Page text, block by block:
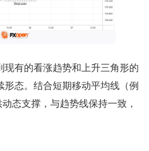
现有的看涨趋势和上升三角形的
态。结合短期移动平均线（例
态支撑，与趋势线保持一致，